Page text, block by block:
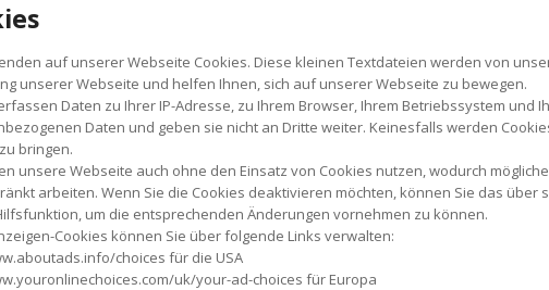
auf unserer Webseite Cookies. Diese kleinen Textdateien werden von
unserer Webseite und helfen Ihnen, sich auf unserer Webseite zu bewegen.
Daten zu Ihrer IP-Adresse, zu Ihrem Browser, Ihrem Betriebssystem
Daten und geben sie nicht an Dritte weiter. Keinesfalls werden
bringen.
unsere Webseite auch ohne den Einsatz von Cookies nutzen, wodurch
arbeiten. Wenn Sie die Cookies deaktivieren möchten, können Sie das
um die entsprechenden Änderungen vornehmen zu können.
Cookies können Sie über folgende Links verwalten:
choices für die USA
uk/your-ad-choices für Europa